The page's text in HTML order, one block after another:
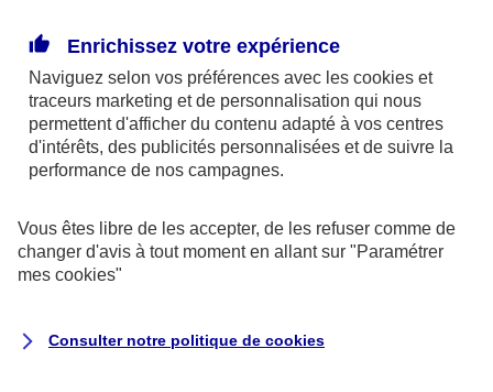
246 et n°13 005 764 (consultable
surwww.orias.fr)
AXA Assistance France Assurances,
S.A au capital de 51 429 430,40 €,
Siège social :
8-10, rue Paul Vaillant Couturier
Enrichissez votre expérience
Naviguez selon vos préférences avec les cookies et
traceurs marketing et de personnalisation qui nous
permettent d'afficher du contenu adapté à vos centres
d'intérêts, des publicités personnalisées et de suivre la
performance de nos campagnes.
Vous êtes libre de les accepter, de les refuser comme de
changer d'avis à tout moment en allant sur "Paramétrer
mes cookies"
Consulter notre politique de cookies